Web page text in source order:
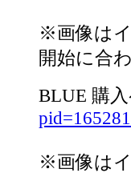
※画像は
開始に合
BLUE 購
※画像は